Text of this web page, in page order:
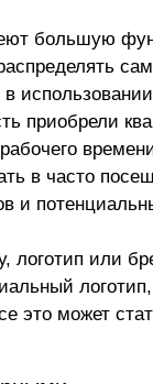
большую
приобрели
в часто
и
логотип или
это может